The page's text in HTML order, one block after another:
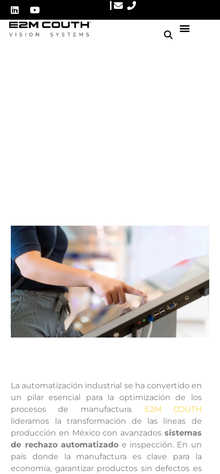
La automatización industrial se ha convertido en
un pilar esencial para la optimización de los
procesos de manufactura. E2M COUTH
lideramos la transformación de las líneas de
producción en México con avanzados sistemas
de rechazo automatizado e inspección. En un
país donde la manufactura es clave para la
economía, garantizar productos sin defectos es